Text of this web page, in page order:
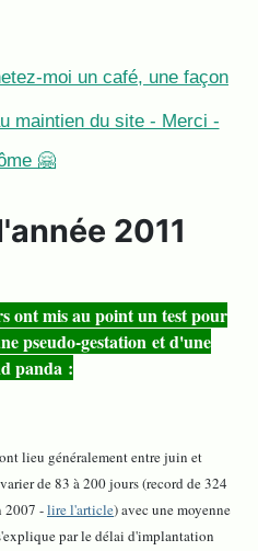
moi un café, une façon
maintien du site - Merci -
🤗
2011
ont mis au point un test pour
pseudo-gestation et d'une
panda :
lieu généralement entre juin et
de 83 à 200 jours (record de 324
2007 -lire l'article) avec une moyenne
par le délai d'implantation